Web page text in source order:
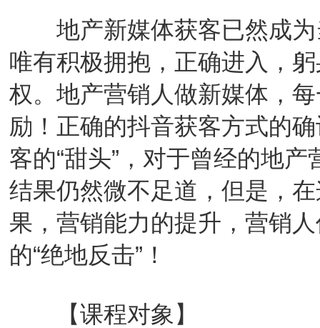
地产新媒体获客已然成为
唯有积极拥抱，正确进入，
权。地产营销人做新媒体，
励！正确的抖音获客方式的
客的“甜头”，对于曾经的地
结果仍然微不足道，但是，
果，营销能力的提升，营销
的“绝地反击”！
【课程对象】